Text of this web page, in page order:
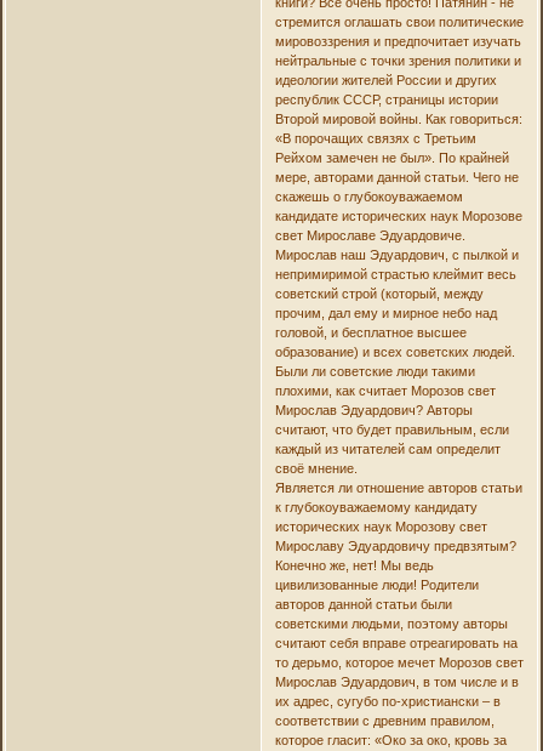
стремится оглашать свои политические
мировоззрения и предпочитает изучать
нейтральные с точки зрения политики и
идеологии жителей России и других
республик СССР, страницы истории
Второй мировой войны. Как говориться:
«В порочащих связях с Третьим
Рейхом замечен не был». По крайней
мере, авторами данной статьи. Чего не
скажешь о глубокоуважаемом
кандидате исторических наук Морозове
свет Мирославе Эдуардовиче.
Мирослав наш Эдуардович, с пылкой и
непримиримой страстью клеймит весь
советский строй (который, между
прочим, дал ему и мирное небо над
головой, и бесплатное высшее
образование) и всех советских людей.
Были ли советские люди такими
плохими, как считает Морозов свет
Мирослав Эдуардович? Авторы
считают, что будет правильным, если
каждый из читателей сам определит
своё мнение.
Является ли отношение авторов статьи
к глубокоуважаемому кандидату
исторических наук Морозову свет
Мирославу Эдуардовичу предвзятым?
Конечно же, нет! Мы ведь
цивилизованные люди! Родители
авторов данной статьи были
советскими людьми, поэтому авторы
считают себя вправе отреагировать на
то дерьмо, которое мечет Морозов свет
Мирослав Эдуардович, в том числе и в
их адрес, сугубо по-христиански – в
соответствии с древним правилом,
которое гласит: «Око за око, кровь за